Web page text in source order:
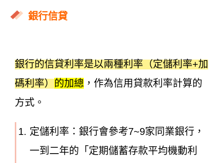
銀行信貸
銀行的信貸利率是以兩種利率（定儲利率+加
碼利率） 的加總 ，作為信用貸款利率計算的
方式。
定儲利率：銀行會參考7~9家同業銀行，
一到二年的「定期儲蓄存款平均機動利